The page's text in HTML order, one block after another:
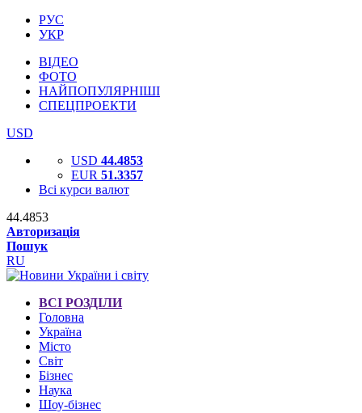
РУС
УКР
ВІДЕО
ФОТО
НАЙПОПУЛЯРНІШІ
СПЕЦПРОЕКТИ
USD
USD 44.4853
EUR 51.3357
Всі курси валют
44.4853
Авторизація
Пошук
RU
ВСІ РОЗДІЛИ
Головна
Україна
Місто
Світ
Бізнес
Наука
Шоу-бізнес